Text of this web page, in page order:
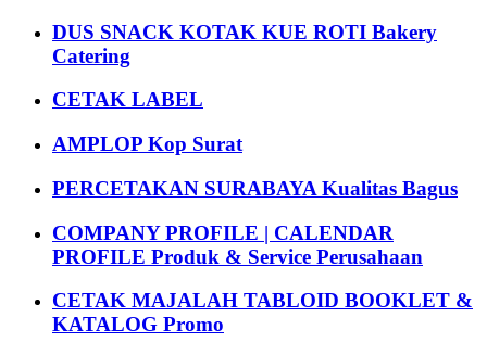
DUS SNACK KOTAK KUE ROTI Bakery
Catering
CETAK LABEL
AMPLOP Kop Surat
PERCETAKAN SURABAYA Kualitas Bagus
COMPANY PROFILE | CALENDAR
PROFILE Produk & Service Perusahaan
CETAK MAJALAH TABLOID BOOKLET &
KATALOG Promo